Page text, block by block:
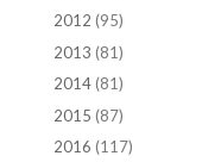
2012 (95)
2013 (81)
2014(81)
2015 (87)
2016 (117)